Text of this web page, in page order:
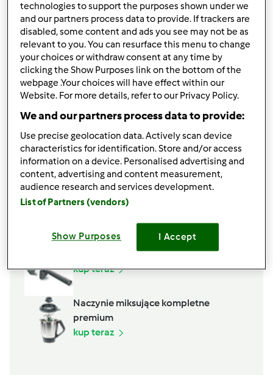
Lista zakupów
Akcesoria, których potrzebujesz
kup teraz
Naczynie miksujące kompletne
premium
kup teraz
technologies to support the purposes shown under we
and our partners process data to provide. If trackers are
disabled, some content and ads you see may not be as
relevant to you. You can resurface this menu to change
your choices or withdraw consent at any time by
clicking the Show Purposes link on the bottom of the
webpage .Your choices will have effect within our
Website. For more details, refer to our Privacy Policy.
We and our partners process data to provide:
Use precise geolocation data. Actively scan device
characteristics for identification. Store and/or access
information on a device. Personalised advertising and
content, advertising and content measurement,
audience research and services development.
List of Partners (vendors)
Show Purposes I Accept